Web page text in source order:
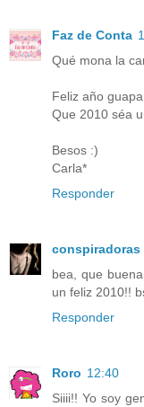
Faz de Conta
Qué mona la
Feliz año
Que 2010 séa
Besos :)
Carla*
Responder
conspiradoras
bea, que
un feliz 2010!!
Responder
Roro 12:40
Siiii!! Yo soy